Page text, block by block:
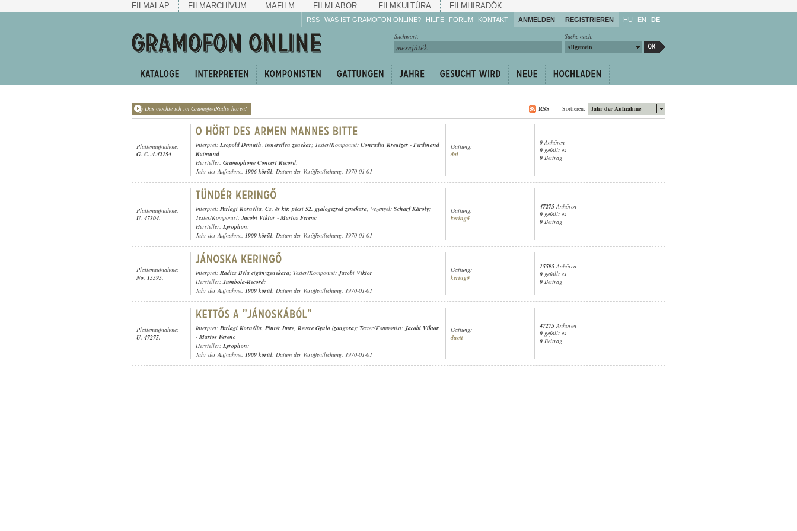
FILMALAP FILMARCHÍVUM MAFILM FILMLABOR FILMKULTÚRA FILMHIRADÓK
RSS WAS IST GRAMOFON ONLINE? HILFE
Machen Sie mit!
Reden Sie mit!
weiter!
FORUM KONTAKT ANMELDEN REGISTRIEREN HU EN DE
Suche nach:
Allgemein
Suchwort:
Das möchte ich im GramofonRadio hören! Jahr der Aufnahme
Sortieren:
RSS
Plattenaufnahme:
G. C.-4-42154
Interpret: Leopold Demuth, ismeretlen zenekar; Texter/Komponist: Conradin Kreutzer - Ferdinand
Raimund
Hersteller: Gramophone Concert Record;
Jahr der Aufnahme: 1906 körül; Datum der Veröffentlichung: 1970-01-01
Gattung:
dal
0Anhören
0 gefällt es
0 Beitrag
Plattenaufnahme:
U. 47304.
Interpret: Parlagi Kornélia, Cs. és kir. pécsi 52. gyalogezred zenekara, Vezényel: Scharf Károly;
Texter/Komponist:Jacobi Viktor - Martos Ferenc
Hersteller: Lyrophon;
Jahr der Aufnahme: 1909 körül; Datum der Veröffentlichung: 1970-01-01
Gattung:
keringő
47275Anhören
0 gefällt es
0 Beitrag
Plattenaufnahme:
No. 15595.
Interpret: Radics Béla cigányzenekara; Texter/Komponist:Jacobi Viktor
Hersteller:Jumbola-Record;
Jahr der Aufnahme: 1909 körül; Datum der Veröffentlichung: 1970-01-01
Gattung:
keringő
15595 Anhören
0 gefällt es
0 Beitrag
Plattenaufnahme:
U. 47275.
Interpret: Parlagi Kornélia, Pintér Imre, Revere Gyula (zongora); Texter/Komponist:Jacobi Viktor
- Martos Ferenc
Hersteller: Lyrophon;
Jahr der Aufnahme: 1909 körül; Datum der Veröffentlichung: 1970-01-01
Gattung:
duett
47275Anhören
0 gefällt es
0 Beitrag